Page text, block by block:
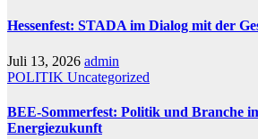
Hessenfest: STADA im Dialog mit der
Juli 13, 2026 admin
POLITIK Uncategorized
BEE-Sommerfest: Politik und Branche
Energiezukunft